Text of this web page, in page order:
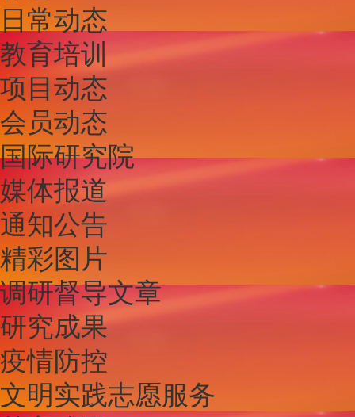
日常动态
教育培训
项目动态
会员动态
国际研究院
媒体报道
通知公告
精彩图片
调研督导文章
研究成果
疫情防控
文明实践志愿服务